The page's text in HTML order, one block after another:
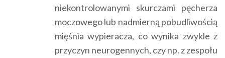
niekontrolowanymi skurczami pęcherza
moczowego lub nadmierną pobudliwością
mięśnia wypieracza, co wynika zwykle z
przyczyn neurogennych, czy np. z zespołu